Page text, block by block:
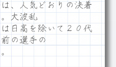
、人気どおりの決着
大波乱
日高を除いて２０代
の選手の